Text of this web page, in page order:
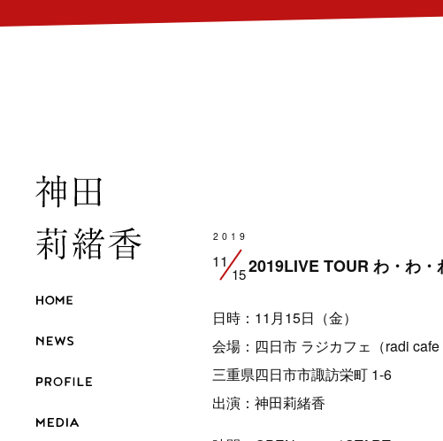
2019
11
152019LIVE TOUR わ・わ
日時：11月15日（金）
会場： 四日市 ラジカフェ（radi cafe
三重県四日市市諏訪栄町 1-6
出演：神田莉緒香